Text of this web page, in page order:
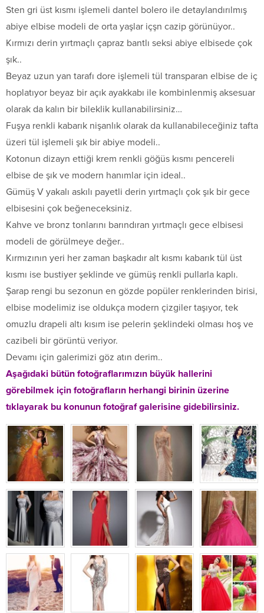
Sten gri üst kısmı işlemeli dantel bolero ile detaylandırılmış
abiye elbise modeli de orta yaşlar içşn cazip görünüyor..
Kırmızı derin yırtmaçlı çapraz bantlı seksi abiye elbisede çok
şık..
Beyaz uzun yan tarafı dore işlemeli tül transparan elbise de iç
hoplatıyor beyaz bir açık ayakkabı ile kombinlenmiş aksesuar
olarak da kalın bir bileklik kullanabilirsiniz…
Fuşya renkli kabarık nişanlık olarak da kullanabileceğiniz tafta
üzeri tül işlemeli şık bir abiye modeli..
Kotonun dizayn ettiği krem renkli göğüs kısmı pencereli
elbise de şık ve modern hanımlar için ideal..
Gümüş V yakalı askılı payetli derin yırtmaçlı çok şık bir gece
elbisesini çok beğeneceksiniz.
Kahve ve bronz tonlarını barındıran yırtmaçlı gece elbisesi
modeli de görülmeye değer..
Kırmızının yeri her zaman başkadır alt kısmı kabarık tül üst
kısmı ise bustiyer şeklinde ve gümüş renkli pullarla kaplı.
Şarap rengi bu sezonun en gözde popüler renklerinden birisi,
elbise modelimiz ise oldukça modern çizgiler taşıyor, tek
omuzlu drapeli altı kısım ise pelerin şeklindeki olması hoş ve
cazibeli bir görüntü veriyor.
Devamı için galerimizi göz atın derim..
Aşağıdaki bütün fotoğraflarımızın büyük hallerini
görebilmek için fotoğrafların herhangi birinin üzerine
tıklayarak bu konunun fotoğraf galerisine gidebilirsiniz.